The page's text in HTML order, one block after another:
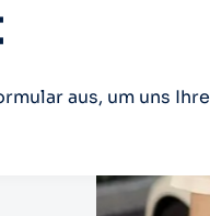
aus, um uns Ihre